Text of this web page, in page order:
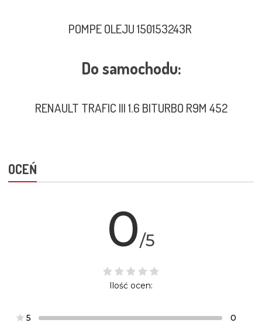
POMPE OLEJU 150153243R
Do samochodu:
RENAULT TRAFIC III 1.6 BITURBO R9M 452
OCEŃ
0/5
Ilość ocen:
5 0